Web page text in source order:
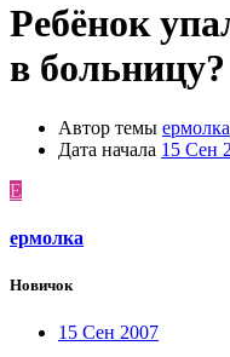
Ребёнок
в больницу?
Автор темы ермолка
Дата начала 15 Сен
Е
ермолка
Новичок
15 Сен 2007